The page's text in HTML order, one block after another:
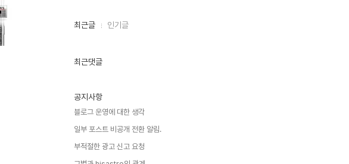
최
인
최근글 인기글
최근댓글
공지사항
블로그 운영에 대한 생각
일부 포스트 비공개 전환 알림.
부적절한 광고 신고 요청